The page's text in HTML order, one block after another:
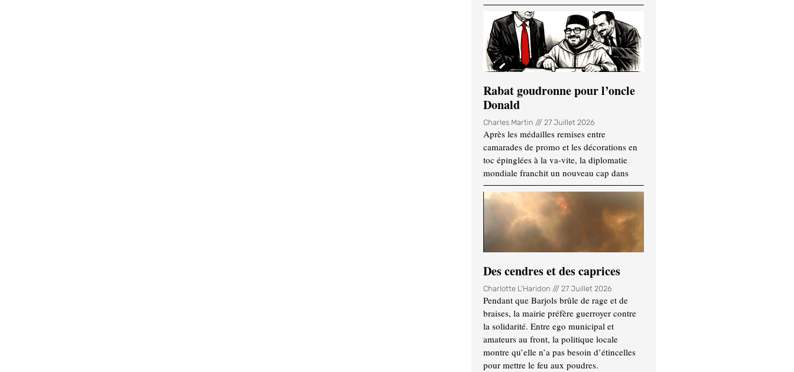
Rabat goudronne pour l’oncle
Donald
Charles Martin 27 Juillet 2026
Après les médailles remises entre
camarades de promo et les décorations en
toc épinglées à la va-vite, la diplomatie
mondiale franchit un nouveau cap dans
Des cendres et des caprices
Charlotte L'Haridon 27 Juillet 2026
Pendant que Barjols brûle de rage et de
braises, la mairie préfère guerroyer contre
la solidarité. Entre ego municipal et
amateurs au front, la politique locale
montre qu’elle n’a pas besoin d’étincelles
pour mettre le feu aux poudres.